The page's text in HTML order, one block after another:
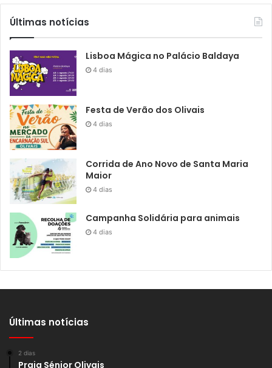
Últimas notícias
Lisboa Mágica no Palácio Baldaya
4 dias
Festa de Verão dos Olivais
4 dias
Corrida de Ano Novo de Santa Maria
Maior
4 dias
Campanha Solidária para animais
4 dias
Últimas notícias
2 dias
Praia Sénior Olivais